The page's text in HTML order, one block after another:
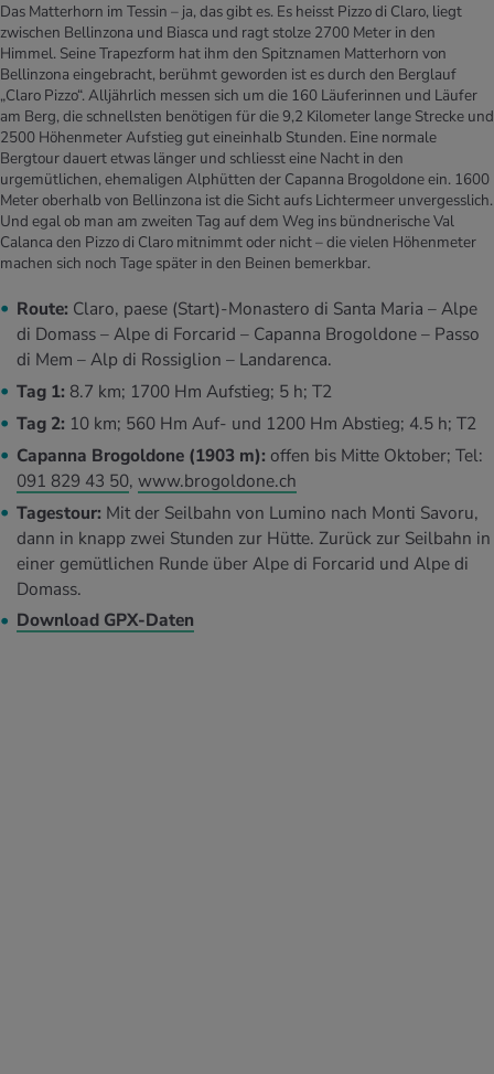
Das Matterhorn im Tessin – ja, das gibt es. Es heisst Pizzo di Claro, liegt
zwischen Bellinzona und Biasca und ragt stolze 2700 Meter in den
Himmel. Seine Trapezform hat ihm den Spitznamen Matterhorn von
Bellinzona eingebracht, berühmt geworden ist es durch den Berglauf
„Claro Pizzo“. Alljährlich messen sich um die 160 Läuferinnen und Läufer
am Berg, die schnellsten benötigen für die 9,2 Kilometer lange Strecke und
2500 Höhenmeter Aufstieg gut eineinhalb Stunden. Eine normale
Bergtour dauert etwas länger und schliesst eine Nacht in den
urgemütlichen, ehemaligen Alphütten der Capanna Brogoldone ein. 1600
Meter oberhalb von Bellinzona ist die Sicht aufs Lichtermeer unvergesslich.
Und egal ob man am zweiten Tag auf dem Weg ins bündnerische Val
Calanca den Pizzo di Claro mitnimmt oder nicht – die vielen Höhenmeter
machen sich noch Tage später in den Beinen bemerkbar.
Route: Claro, paese (Start)-Monastero di Santa Maria – Alpe
di Domass – Alpe di Forcarid – Capanna Brogoldone – Passo
di Mem – Alp di Rossiglion – Landarenca.
Tag 1: 8.7 km; 1700 Hm Aufstieg; 5 h; T2
Tag 2: 10 km; 560 Hm Auf- und 1200 Hm Abstieg; 4.5 h; T2
Capanna Brogoldone (1903 m): offen bis Mitte Oktober; Tel:
091 829 43 50, www.brogoldone.ch
Tagestour: Mit der Seilbahn von Lumino nach Monti Savoru,
dann in knapp zwei Stunden zur Hütte. Zurück zur Seilbahn in
einer gemütlichen Runde über Alpe di Forcarid und Alpe di
Domass.
Download GPX-Daten